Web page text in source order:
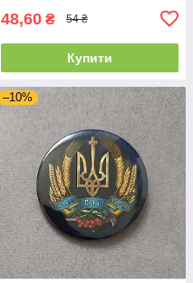
48,60 ₴ 54 ₴
Купити
–10%